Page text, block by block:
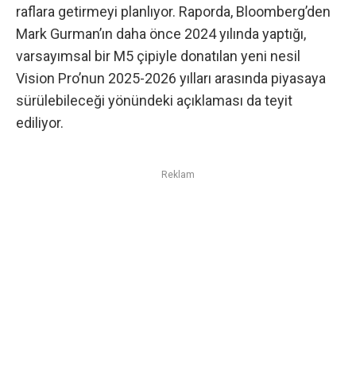
raflara getirmeyi planlıyor. Raporda, Bloomberg’den
Mark Gurman’ın daha önce 2024 yılında yaptığı,
varsayımsal bir M5 çipiyle donatılan yeni nesil
Vision Pro’nun 2025-2026 yılları arasında piyasaya
sürülebileceği yönündeki açıklaması da teyit
ediliyor.
Reklam